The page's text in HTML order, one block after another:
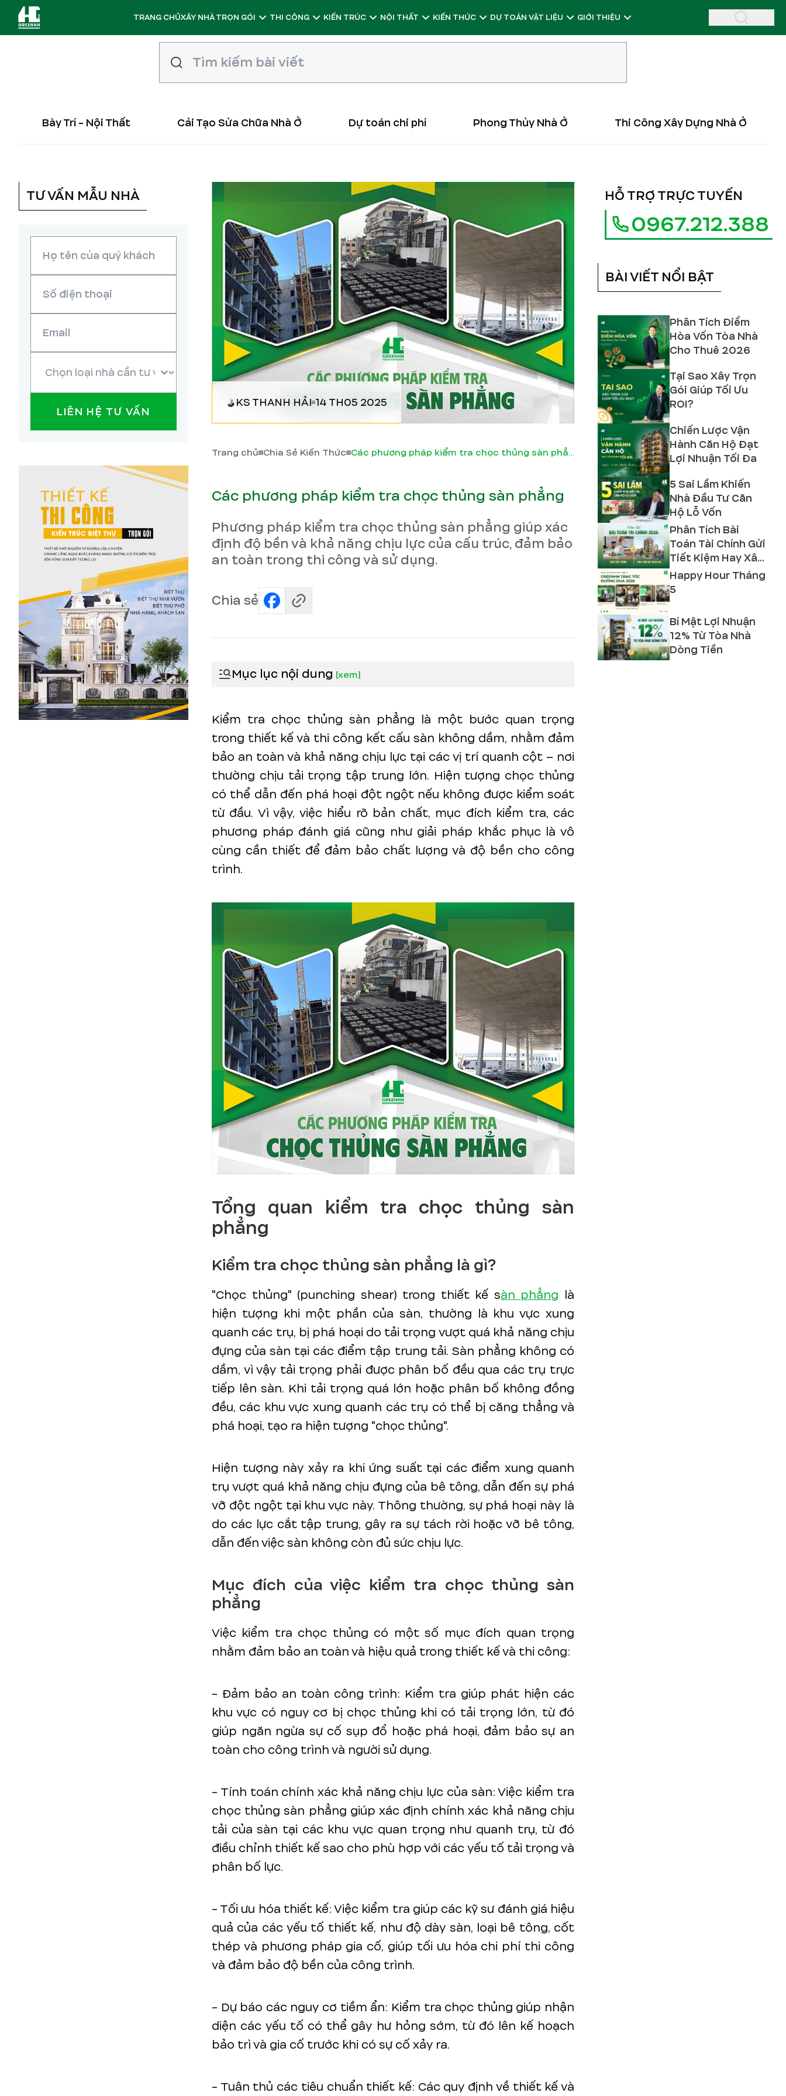
TRANG CHỦXÂY NHÀ TRỌN GÓI THI CÔNG KIẾN TRÚC NỘI THẤT KIẾN THỨC DỰ TOÁN VẬT LIỆU GIỚI THIỆU
Bày Trí - Nội Thất Cải Tạo Sửa Chữa Nhà Ở Dự toán chi phí Phong Thủy Nhà Ở Thi Công Xây Dựng Nhà Ở
TƯ VẤN MẪU NHÀ
LIÊN HỆ TƯ VẤN
KS THANH HẢI 14 TH05 2025
Trang chủ Chia Sẻ Kiến Thức Các phương pháp kiểm tra chọc thủng sàn phẳng
Các phương pháp kiểm tra chọc thủng sàn phẳng
Phương pháp kiểm tra chọc thủng sàn phẳng giúp xác
định độ bền và khả năng chịu lực của cấu trúc, đảm bảo
an toàn trong thi công và sử dụng.
Chia sẻ
Mục lục nội dung [xem]
Kiểm tra chọc thủng sàn phẳng là một bước quan trọng
trong thiết kế và thi công kết cấu sàn không dầm, nhằm đảm
bảo an toàn và khả năng chịu lực tại các vị trí quanh cột – nơi
thường chịu tải trọng tập trung lớn. Hiện tượng chọc thủng
có thể dẫn đến phá hoại đột ngột nếu không được kiểm soát
từ đầu. Vì vậy, việc hiểu rõ bản chất, mục đích kiểm tra, các
phương pháp đánh giá cũng như giải pháp khắc phục là vô
cùng cần thiết để đảm bảo chất lượng và độ bền cho công
trình.
Tổng quan kiểm tra chọc thủng sàn
phẳng
Kiểm tra chọc thủng sàn phẳng là gì?
"Chọc thủng" (punching shear) trong thiết kế sàn phẳng là
hiện tượng khi một phần của sàn, thường là khu vực xung
quanh các trụ, bị phá hoại do tải trọng vượt quá khả năng chịu
đựng của sàn tại các điểm tập trung tải. Sàn phẳng không có
dầm, vì vậy tải trọng phải được phân bố đều qua các trụ trực
tiếp lên sàn. Khi tải trọng quá lớn hoặc phân bố không đồng
đều, các khu vực xung quanh các trụ có thể bị căng thẳng và
phá hoại, tạo ra hiện tượng "chọc thủng".
Hiện tượng này xảy ra khi ứng suất tại các điểm xung quanh
trụ vượt quá khả năng chịu đựng của bê tông, dẫn đến sự phá
vỡ đột ngột tại khu vực này. Thông thường, sự phá hoại này là
do các lực cắt tập trung, gây ra sự tách rời hoặc vỡ bê tông,
dẫn đến việc sàn không còn đủ sức chịu lực.
Mục đích của việc kiểm tra chọc thủng sàn
phẳng
Việc kiểm tra chọc thủng có một số mục đích quan trọng
nhằm đảm bảo an toàn và hiệu quả trong thiết kế và thi công:
- Đảm bảo an toàn công trình: Kiểm tra giúp phát hiện các
khu vực có nguy cơ bị chọc thủng khi có tải trọng lớn, từ đó
giúp ngăn ngừa sự cố sụp đổ hoặc phá hoại, đảm bảo sự an
toàn cho công trình và người sử dụng.
- Tính toán chính xác khả năng chịu lực của sàn: Việc kiểm tra
chọc thủng sàn phẳng giúp xác định chính xác khả năng chịu
tải của sàn tại các khu vực quan trọng như quanh trụ, từ đó
điều chỉnh thiết kế sao cho phù hợp với các yếu tố tải trọng và
phân bố lực.
- Tối ưu hóa thiết kế: Việc kiểm tra giúp các kỹ sư đánh giá hiệu
quả của các yếu tố thiết kế, như độ dày sàn, loại bê tông, cốt
thép và phương pháp gia cố, giúp tối ưu hóa chi phí thi công
và đảm bảo độ bền của công trình.
- Dự báo các nguy cơ tiềm ẩn: Kiểm tra chọc thủng giúp nhận
diện các yếu tố có thể gây hư hỏng sớm, từ đó lên kế hoạch
bảo trì và gia cố trước khi có sự cố xảy ra.
- Tuân thủ các tiêu chuẩn thiết kế: Các quy định về thiết kế và
HỖ TRỢ TRỰC TUYẾN
0967.212.388
BÀI VIẾT NỔI BẬT
Phân Tích Điểm
Hòa Vốn Tòa Nhà
Cho Thuê 2026
Tại Sao Xây Trọn
Gói Giúp Tối Ưu
ROI?
Chiến Lược Vận
Hành Căn Hộ Đạt
Lợi Nhuận Tối Đa
5 Sai Lầm Khiến
Nhà Đầu Tư Căn
Hộ Lỗ Vốn
Phân Tích Bài
Toán Tài Chính Gửi
Tiết Kiệm Hay Xây
Căn Hộ Dịch Vụ
2026?
Happy Hour Tháng
5
Bí Mật Lợi Nhuận
12% Từ Tòa Nhà
Dòng Tiền